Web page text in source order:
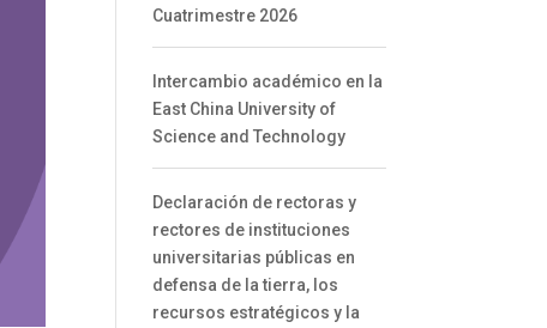
Cuatrimestre 2026
Intercambio académico en la
East China University of
Science and Technology
Declaración de rectoras y
rectores de instituciones
universitarias públicas en
defensa de la tierra, los
recursos estratégicos y la